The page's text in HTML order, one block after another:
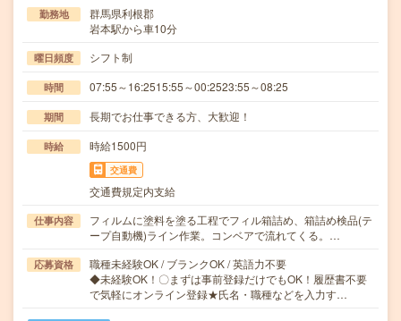
勤務地
群馬県利根郡
岩本駅から車10分
曜日頻度 シフト制
時間 07:55～16:2515:55～00:2523:55～08:25
期間 長期でお仕事できる方、大歓迎！
時給 時給1500円
交通費
交通費規定内支給
仕事内容
フィルムに塗料を塗る工程でフィル箱詰め、箱詰め検品(テ
ープ自動機)ライン作業。コンベアで流れてくる。…
応募資格
職種未経験OK / ブランクOK / 英語力不要
◆未経験OK！〇まずは事前登録だけでもOK！履歴書不要
で気軽にオンライン登録★氏名・職種などを入力す…